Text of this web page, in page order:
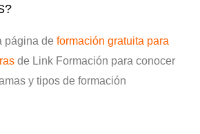
página de formación gratuita para
de Link Formación para conocer
y tipos de formación